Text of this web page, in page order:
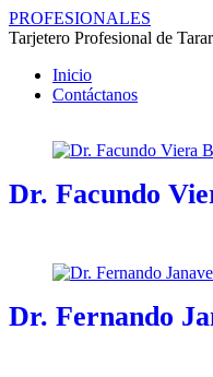
PROFESIONALES
Tarjetero Profesional de
Inicio
Contáctanos
Dr. Facundo
Dr. Fernando